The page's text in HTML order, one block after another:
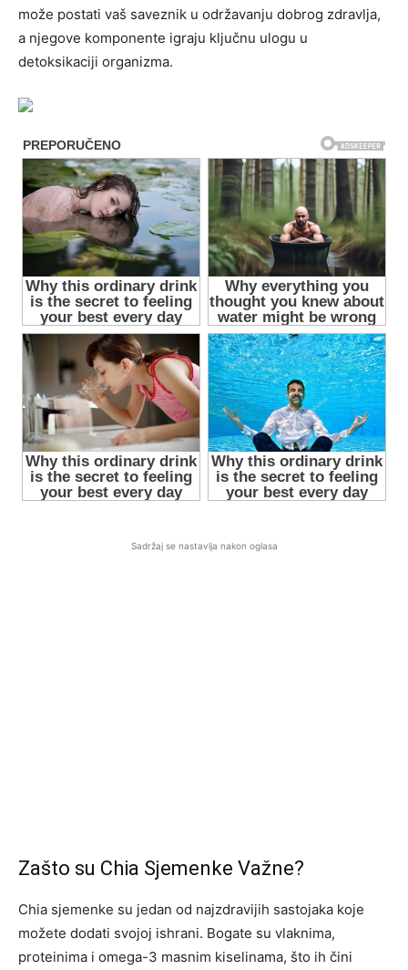
može postati vaš saveznik u održavanju dobrog zdravlja,
a njegove komponente igraju ključnu ulogu u
detoksikaciji organizma.
Sadržaj se nastavlja nakon oglasa
Zašto su Chia Sjemenke Važne?
Chia sjemenke su jedan od najzdravijih sastojaka koje
možete dodati svojoj ishrani. Bogate su vlaknima,
proteinima i omega-3 masnim kiselinama, što ih čini